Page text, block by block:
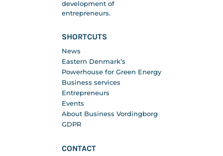
development of
entrepreneurs.
SHORTCUTS
News
Eastern Denmark’s
Powerhouse for Green Energy
Business services
Entrepreneurs
Events
About Business Vordingborg
GDPR
CONTACT